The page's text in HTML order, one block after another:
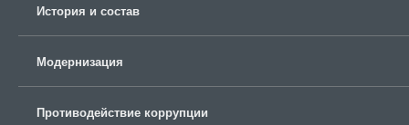
История и состав
Модернизация
Противодействие коррупции